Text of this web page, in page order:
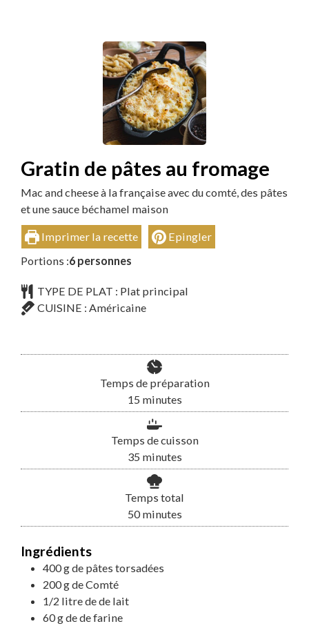
Gratin de pâtes au fromage
Mac and cheese à la française avec du comté, des pâtes
et une sauce béchamel maison
Imprimer la recette
Epingler
Portions :6 personnes
TYPE DE PLAT : Plat principal
CUISINE :Américaine
Temps de préparation
15minutes
minutes
Temps de cuisson
35minutes
minutes
Temps total
50minutes
minutes
Ingrédients
400gde pâtes torsadées
200gdeComté
1/2 litredede lait
60gdede farine